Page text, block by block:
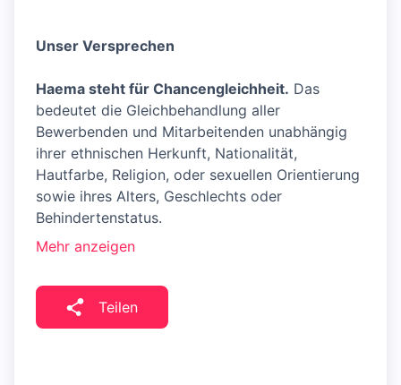
Unser Versprechen
Haema steht für Chancengleichheit. Das
bedeutet die Gleichbehandlung aller
Bewerbenden und Mitarbeitenden unabhängig
ihrer ethnischen Herkunft, Nationalität,
Hautfarbe, Religion, oder sexuellen Orientierung
sowie ihres Alters, Geschlechts oder
Behindertenstatus.
Mehr anzeigen
Teilen